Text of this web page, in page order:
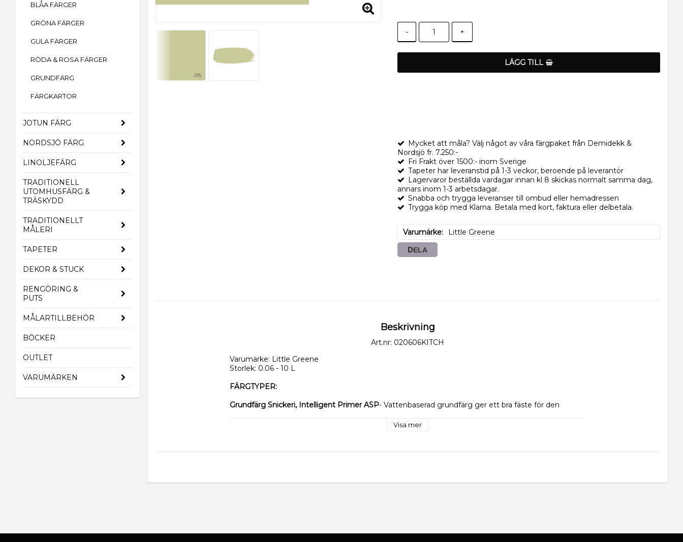
BLÅA FÄRGER
GRÖNA FÄRGER
GULA FÄRGER
RÖDA & ROSA FÄRGER
GRUNDFÄRG
FÄRGKARTOR
JOTUN FÄRG
NORDSJÖ FÄRG
LINOLJEFÄRG
TRADITIONELL
UTOMHUSFÄRG &
TRÄSKYDD
TRADITIONELLT
MÅLERI
TAPETER
DEKOR & STUCK
RENGÖRING &
PUTS
MÅLARTILLBEHÖR
BÖCKER
OUTLET
VARUMÄRKEN
- +
LÄGG TILL
Mycket att måla? Välj något av våra färgpaket från Demidekk &
Nordsjö fr. 7.250:-
Fri Frakt över 1500:- inom Sverige
Tapeter har leveranstid på 1-3 veckor, beroende på leverantör
Lagervaror beställda vardagar innan kl 8 skickas normalt samma dag,
annars inom 1-3 arbetsdagar.
Snabba och trygga leveranser till ombud eller hemadressen
Trygga köp med Klarna. Betala med kort, faktura eller delbetala.
Varumärke Little Greene
DELA
Beskrivning
Art.nr: 020606KITCH
Varumärke: Little Greene
Storlek: 0.06 - 10 L
FÄRGTYPER:
Grundfärg Snickeri, Intelligent Primer ASP- Vattenbaserad grundfärg ger ett bra fäste för den
ASP betyder All Surface Primer och fäster på de flesta material.
Enkel att måla med och är mycket tålig.
Visa mer